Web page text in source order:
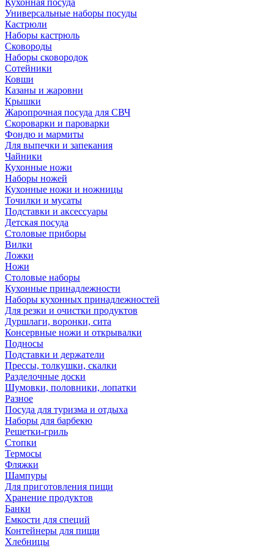
Кухонная посуда
Универсальные наборы посуды
Кастрюли
Наборы кастрюль
Сковороды
Наборы сковородок
Сотейники
Ковши
Казаны и жаровни
Крышки
Жаропрочная посуда для СВЧ
Скороварки и пароварки
Фондю и мармиты
Для выпечки и запекания
Чайники
Кухонные ножи
Наборы ножей
Кухонные ножи и ножницы
Точилки и мусаты
Подставки и аксессуары
Детская посуда
Столовые приборы
Вилки
Ложки
Ножи
Столовые наборы
Кухонные принадлежности
Наборы кухонных принадлежностей
Для резки и очистки продуктов
Дуршлаги, воронки, сита
Консервные ножи и открывалки
Подносы
Подставки и держатели
Прессы, толкушки, скалки
Разделочные доски
Шумовки, половники, лопатки
Разное
Посуда для туризма и отдыха
Наборы для барбекю
Решетки-гриль
Стопки
Термосы
Фляжки
Шампуры
Для приготовления пищи
Хранение продуктов
Банки
Емкости для специй
Контейнеры для пищи
Хлебницы